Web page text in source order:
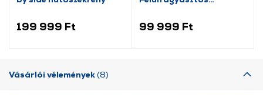
199 999 Ft 99 999 Ft
Vásárlói vélemények(8)